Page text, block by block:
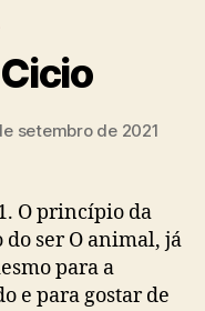
setembro de 2021
O princípio da
do ser O animal, já
para a
e para gostar de